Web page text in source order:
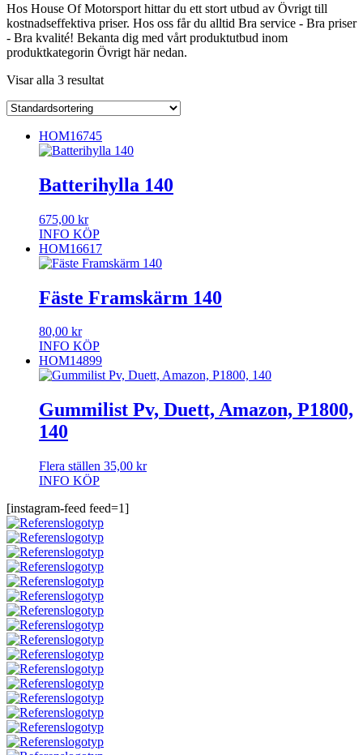
Hos House Of Motorsport hittar du ett stort utbud av Övrigt till
kostnadseffektiva priser. Hos oss får du alltid Bra service - Bra priser
- Bra kvalité! Bekanta dig med vårt produktutbud inom
produktkategorin Övrigt här nedan.
Visar alla 3 resultat
HOM16745
Batterihylla 140
675,00 kr
INFO KÖP
HOM16617
Fäste Framskärm 140
80,00 kr
INFO KÖP
HOM14899
Gummilist Pv, Duett, Amazon, P1800,
140
Flera ställen 35,00 kr
INFO KÖP
[instagram-feed feed=1]